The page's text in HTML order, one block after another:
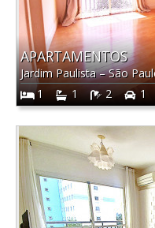
APARTAMENTOS
Jardim Paulista–São
1
1 2 1